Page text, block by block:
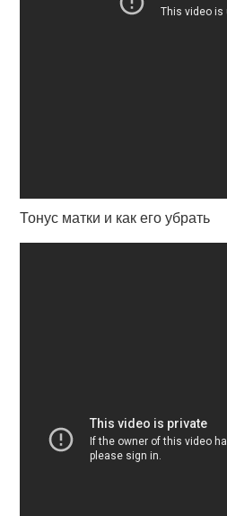
Тонус матки и как его убрать